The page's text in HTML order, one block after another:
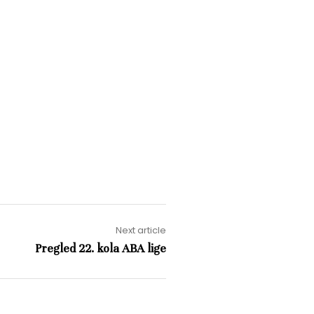
Next article
Pregled 22. kola ABA lige